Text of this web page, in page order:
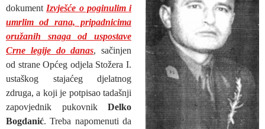
dokument Izvješće o poginulim i
umrlim od rana, pripadnicima
oružanih snaga od uspostave
Crne legije do danas, sačinjen
od strane Općeg odjela Stožera I.
ustaškog stajaćeg djelatnog
zdruga, a koji je potpisao tadašnji
zapovjednik pukovnik Delko
Bogdanić. Treba napomenuti da